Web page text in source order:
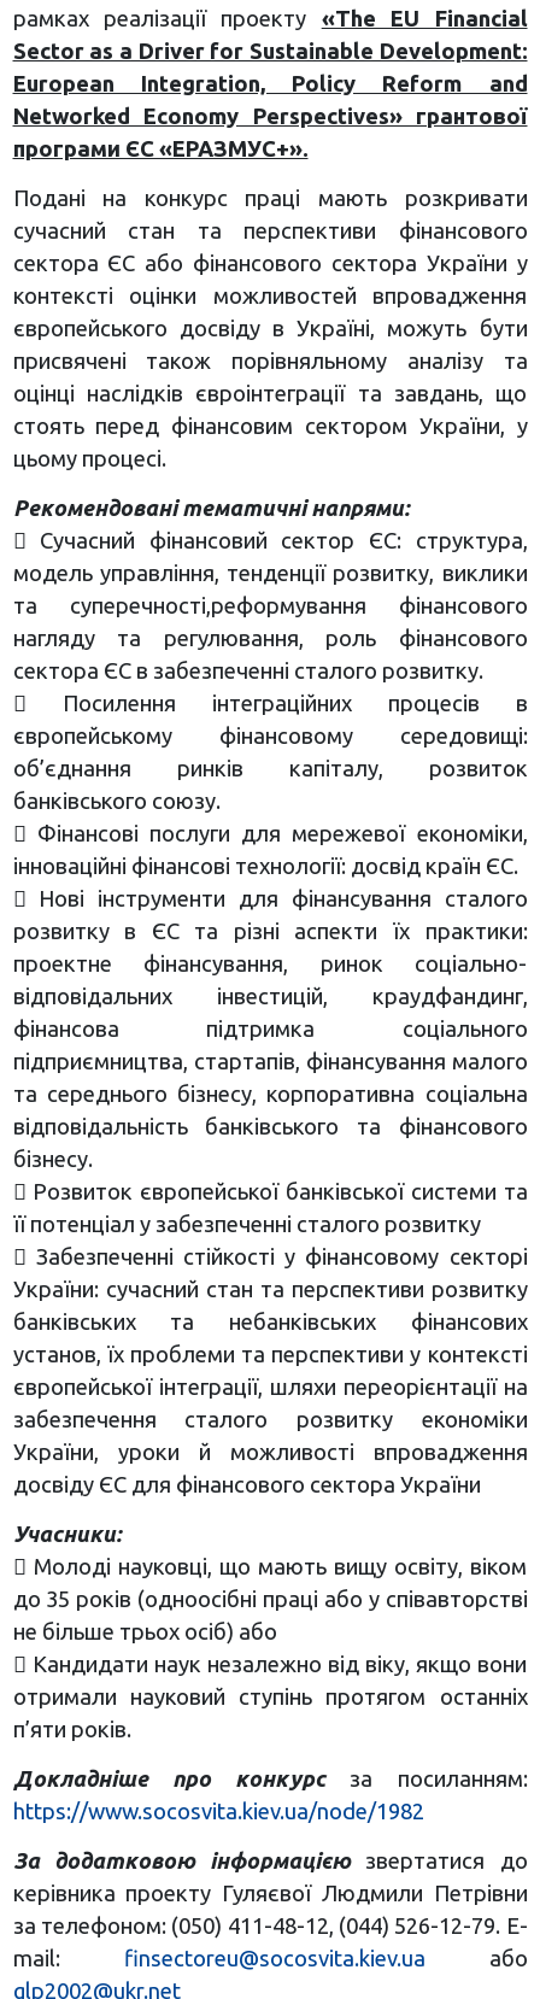
рамках реалізації проекту «The EU Financial
Sector as a Driver for Sustainable Development:
European Integration, Policy Reform and
Networked Economy Perspectives» грантової
програми ЄС «ЕРАЗМУС+».
Подані на конкурс праці мають розкривати
сучасний стан та перспективи фінансового
сектора ЄС або фінансового сектора України у
контексті оцінки можливостей впровадження
європейського досвіду в Україні, можуть бути
присвячені також порівняльному аналізу та
оцінці наслідків євроінтеграції та завдань, що
стоять перед фінансовим сектором України, у
цьому процесі.
Рекомендовані тематичні напрями:
 Сучасний фінансовий сектор ЄС: структура,
модель управління, тенденції розвитку, виклики
та суперечності,реформування фінансового
нагляду та регулювання, роль фінансового
сектора ЄС в забезпеченні сталого розвитку.
 Посилення інтеграційних процесів в
європейському фінансовому середовищі:
об’єднання ринків капіталу, розвиток
банківського союзу.
 Фінансові послуги для мережевої економіки,
інноваційні фінансові технології: досвід країн ЄС.
 Нові інструменти для фінансування сталого
розвитку в ЄС та різні аспекти їх практики:
проектне фінансування, ринок соціально-
відповідальних інвестицій, краудфандинг,
фінансова підтримка соціального
підприємництва, стартапів, фінансування малого
та середнього бізнесу, корпоративна соціальна
відповідальність банківського та фінансового
бізнесу.
 Розвиток європейської банківської системи та
її потенціал у забезпеченні сталого розвитку
 Забезпеченні стійкості у фінансовому секторі
України: сучасний стан та перспективи розвитку
банківських та небанківських фінансових
установ, їх проблеми та перспективи у контексті
європейської інтеграції, шляхи переорієнтації на
забезпечення сталого розвитку економіки
України, уроки й можливості впровадження
досвіду ЄС для фінансового сектора України
Учасники:
 Молоді науковці, що мають вищу освіту, віком
до 35 років (одноосібні праці або у співавторстві
не більше трьох осіб) або
 Кандидати наук незалежно від віку, якщо вони
отримали науковий ступінь протягом останніх
п’яти років.
Докладніше про конкурсза посиланням:
https://www.socosvita.kiev.ua/node/1982
За додатковою інформацією
звертатися до
керівника проекту Гуляєвої Людмили Петрівни
за телефоном: (050) 411-48-12, (044) 526-12-79. E-
mail: finsectoreu@socosvita.kiev.ua або
glp2002@ukr.net